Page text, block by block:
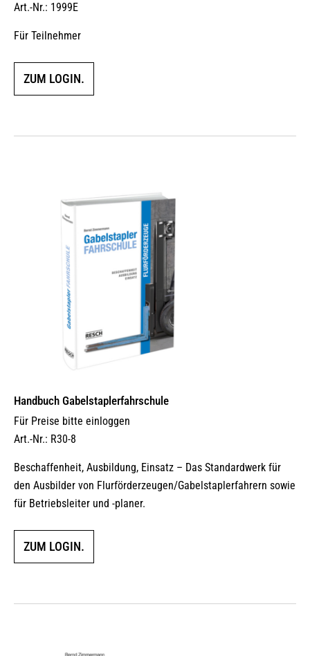
Bewertet mit
Art.-Nr.: 1999E
Für Teilnehmer
ZUM LOGIN.
Handbuch Gabelstaplerfahrschule
Für Preise bitte einloggen
Art.-Nr.: R30-8
Beschaffenheit, Ausbildung, Einsatz – Das Standardwerk für
den Ausbilder von Flurförderzeugen/Gabelstaplerfahrern sowie
für Betriebsleiter und -planer.
ZUM LOGIN.